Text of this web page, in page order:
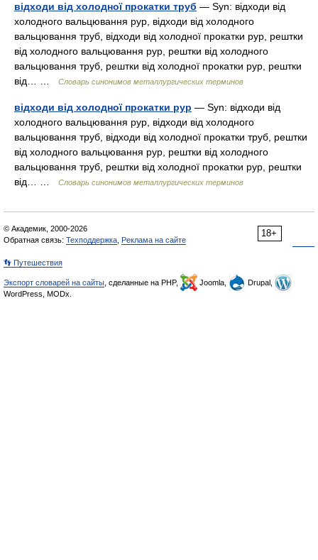
відходи від холодної прокатки труб — Syn: відходи від
холодного вальцювання рур, відходи від холодного
вальцювання труб, відходи від холодної прокатки рур, рештки
від холодного вальцювання рур, рештки від холодного
вальцювання труб, рештки від холодної прокатки рур, рештки
від… …
Словарь синонимов металлургических терминов
відходи від холодної прокатки рур — Syn: відходи від
холодного вальцювання рур, відходи від холодного
вальцювання труб, відходи від холодної прокатки труб, рештки
від холодного вальцювання рур, рештки від холодного
вальцювання труб, рештки від холодної прокатки рур, рештки
від… …
Словарь синонимов металлургических терминов
18+
© Академик, 2000-2026
Обратная связь: Техподдержка Реклама на сайте
👣 Путешествия
Экспорт словарей на сайты , сделанные на PHP, Joomla,
Drupal,
WordPress, MODx.